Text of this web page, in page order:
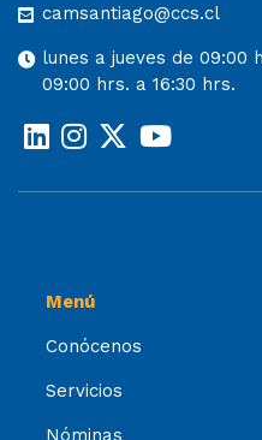
camsantiago@ccs.cl
lunes a jueves de 09:00
09:00 hrs. a 16:30 hrs.
Menú
Conócenos
Servicios
Nóminas